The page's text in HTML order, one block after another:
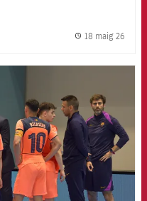
18 maig 26
Barcelona badge